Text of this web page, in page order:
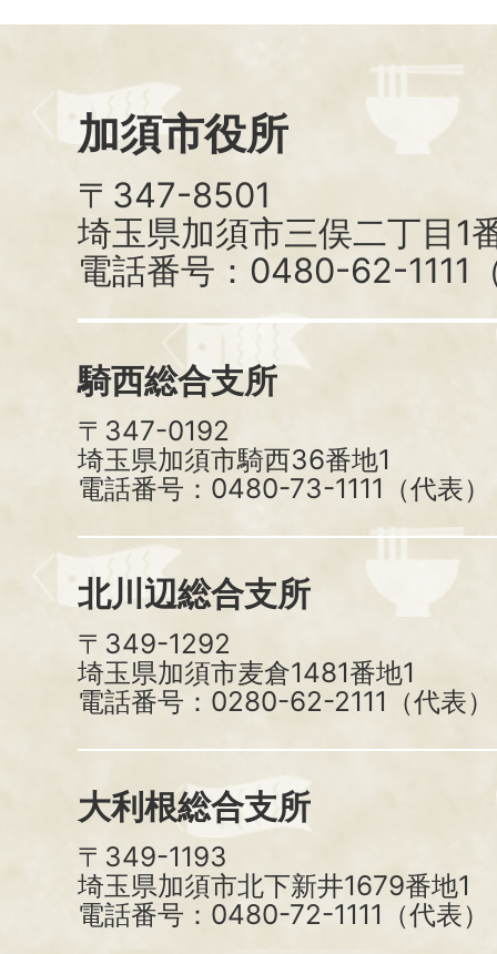
加須市役所
〒347-8501
埼玉県加須市三俣二丁目1
電話番号：0480-62-1111
騎西総合支所
〒347-0192
埼玉県加須市騎西36番地1
電話番号：0480-73-1111（代表）
北川辺総合支所
〒349-1292
埼玉県加須市麦倉1481番地1
電話番号：0280-62-2111（代表）
大利根総合支所
〒349-1193
埼玉県加須市北下新井1679番地1
電話番号：0480-72-1111（代表）